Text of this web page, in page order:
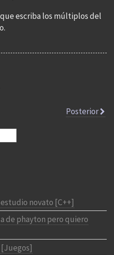
que escriba los múltiplos del
Posterior
novato [C++]
de phayton pero quiero